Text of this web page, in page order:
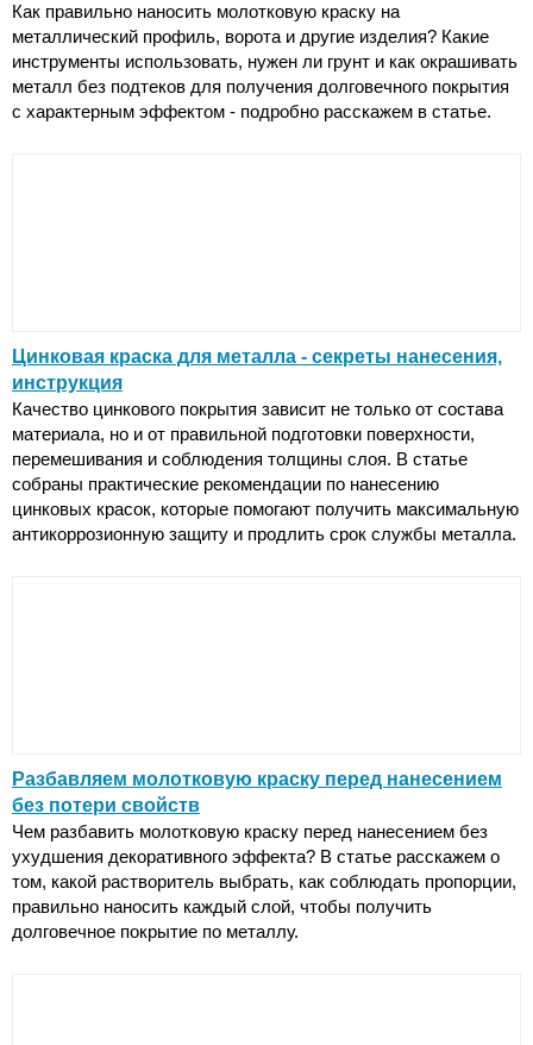
Как правильно наносить молотковую краску на
металлический профиль, ворота и другие изделия? Какие
инструменты использовать, нужен ли грунт и как окрашивать
металл без подтеков для получения долговечного покрытия
с характерным эффектом - подробно расскажем в статье.
Цинковая краска для металла - секреты нанесения,
инструкция
Качество цинкового покрытия зависит не только от состава
материала, но и от правильной подготовки поверхности,
перемешивания и соблюдения толщины слоя. В статье
собраны практические рекомендации по нанесению
цинковых красок, которые помогают получить максимальную
антикоррозионную защиту и продлить срок службы металла.
Разбавляем молотковую краску перед нанесением
без потери свойств
Чем разбавить молотковую краску перед нанесением без
ухудшения декоративного эффекта? В статье расскажем о
том, какой растворитель выбрать, как соблюдать пропорции,
правильно наносить каждый слой, чтобы получить
долговечное покрытие по металлу.